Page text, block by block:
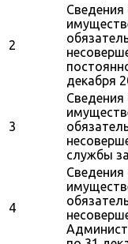
2
Сведения
декабря
3
Сведения
службы
4
Сведения